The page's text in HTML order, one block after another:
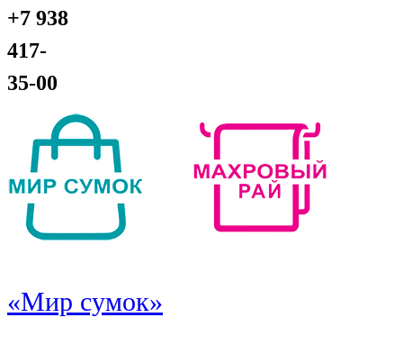
+7 938
417-
35-00
«Мир сумок»